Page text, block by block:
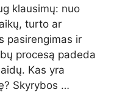
klausimų: nuo
turto ar
pasirengimas ir
procesą padeda
Kas yra
Skyrybos …